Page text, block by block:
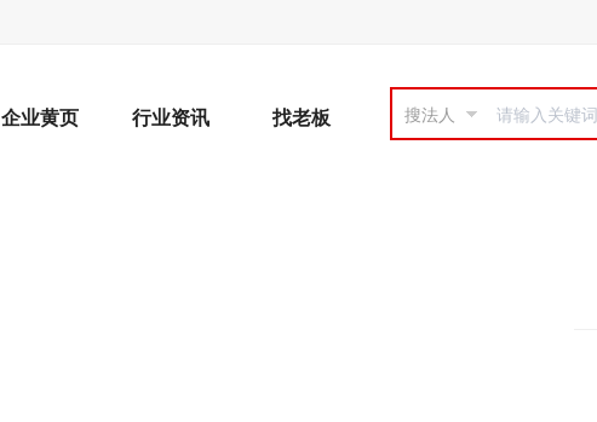
企业黄页 行业资讯 找老板 搜法人